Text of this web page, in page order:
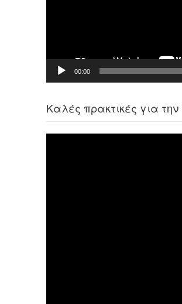
00:00
Καλές πρακτικές για